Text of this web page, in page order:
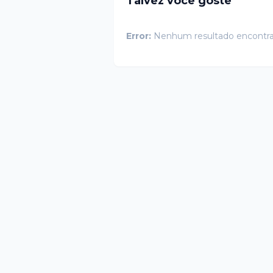
Error: Nenhum resultado